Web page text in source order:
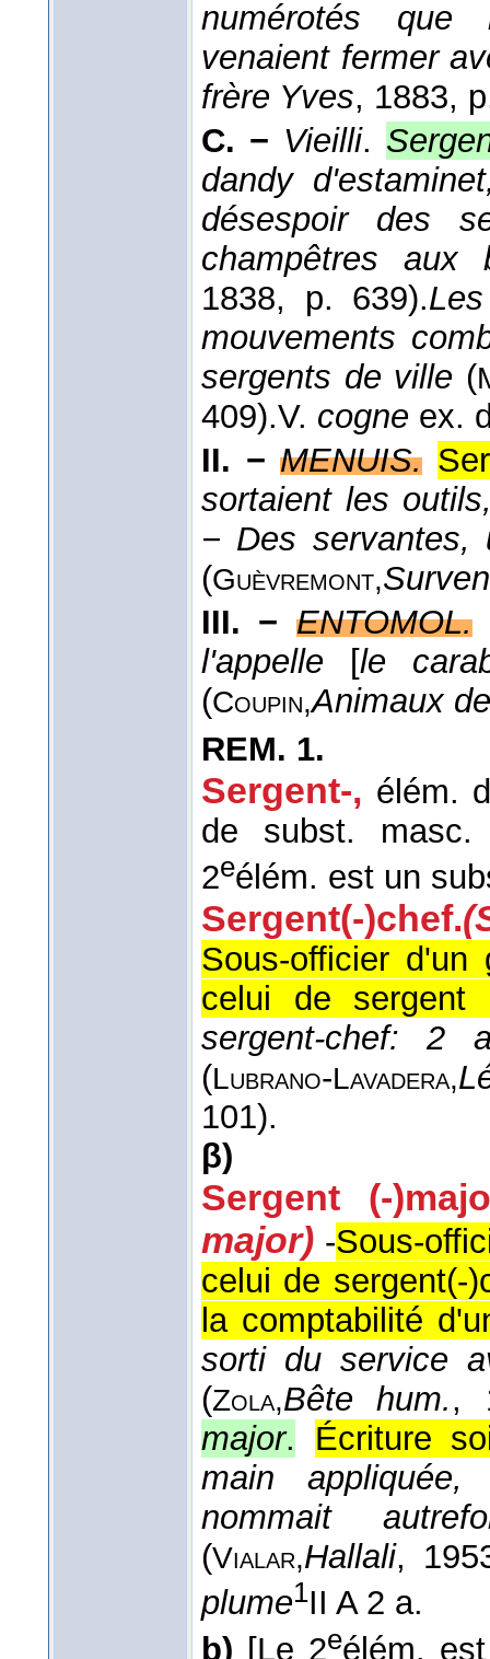
numérotés que
venaient fermer
frère Yves, 1883,
C. − Vieilli.
dandy
désespoir des
champêtres aux
1838, p. 639).
mouvements
sergents de ville (
409).V. cogne ex.
II. − MENUIS.
sortaient les
− Des servantes,
(Guèvremont,
III. − ENTOMOL.
l'appelle [le
(Coupin,Animaux
REM. 1.
Sergent-, élém.
de subst.
2eélém. est un
Sergent(-)chef.
Sous-officier d'un
celui de
sergent-chef: 2
(Lubrano-Lavadera,
101).
β)
Sergent (-
major) -Sous-
celui de sergent(-
la comptabilité
sorti du service
(Zola,Bête hum.,
major.
Écriture
main
nommait
(Vialar,Hallali,
plume1II A 2 a.
b) [Le 2eélém.